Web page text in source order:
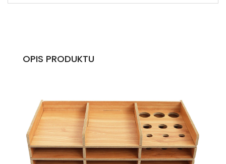
OPIS PRODUKTU